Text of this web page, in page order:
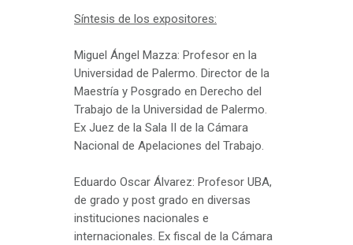
Síntesis de los expositores:
Miguel Ángel Mazza: Profesor en la
Universidad de Palermo. Director de la
Maestría y Posgrado en Derecho del
Trabajo de la Universidad de Palermo.
Ex Juez de la Sala II de la Cámara
Nacional de Apelaciones del Trabajo.
Eduardo Oscar Álvarez: Profesor UBA,
de grado y post grado en diversas
instituciones nacionales e
internacionales. Ex fiscal de la Cámara